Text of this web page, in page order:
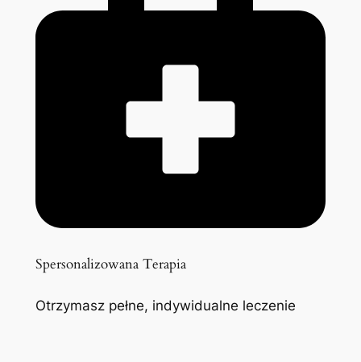
Spersonalizowana Terapia
Otrzymasz pełne, indywidualne leczenie